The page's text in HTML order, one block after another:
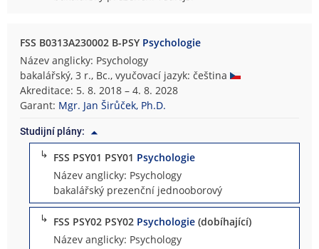
FSS B0313A230002 B-PSY Psychologie
Název anglicky: Psychology
bakalářský, 3 r., Bc., vyučovací jazyk: čeština
Akreditace: 5. 8. 2018 – 4. 8. 2028
Garant: Mgr. Jan Širůček, Ph.D.
Studijní plány:
↳ FSS PSY01 PSY01 Psychologie
Název anglicky: Psychology
bakalářský prezenční jednooborový
↳ FSS PSY02 PSY02 Psychologie (dobíhající)
Název anglicky: Psychology